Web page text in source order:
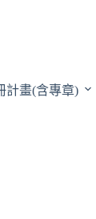
計畫(含專章)